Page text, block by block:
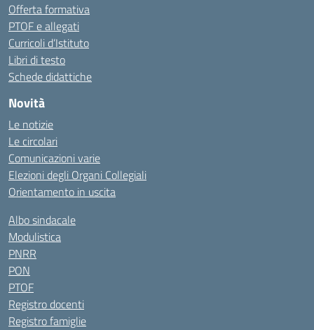
Offerta formativa
PTOF e allegati
Curricoli d’Istituto
Libri di testo
Schede didattiche
Novità
Le notizie
Le circolari
Comunicazioni varie
Elezioni degli Organi Collegiali
Orientamento in uscita
Albo sindacale
Modulistica
PNRR
PON
PTOF
Registro docenti
Registro famiglie